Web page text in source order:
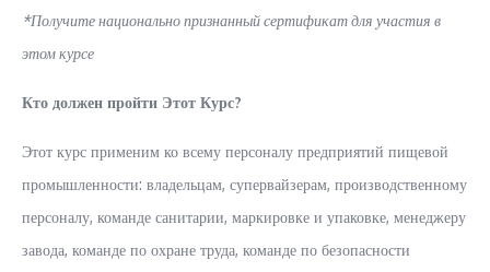
*Получите национально признанный сертификат для участия в
этом курсе
Кто должен пройти Этот Курс?
Этот курс применим ко всему персоналу предприятий пищевой
промышленности: владельцам, супервайзерам, производственному
персоналу, команде санитарии, маркировке и упаковке, менеджеру
завода, команде по охране труда, команде по безопасности